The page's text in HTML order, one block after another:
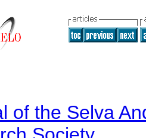
of the Selva